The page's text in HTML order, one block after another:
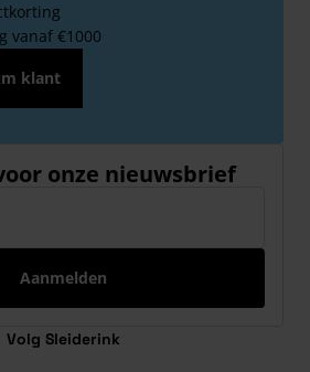
vanaf €1000
klant
onze nieuwsbrief
Aanmelden
Volg Sleiderink